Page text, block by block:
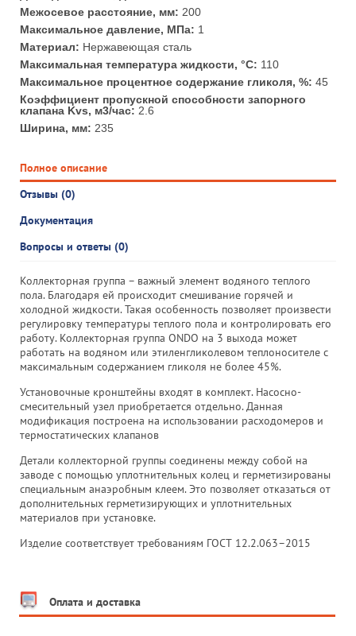
Межосевое расстояние, мм: 200
Максимальное давление, МПа: 1
Материал: Нержавеющая сталь
Максимальная температура жидкости, °С: 110
Максимальное процентное содержание гликоля, %: 45
Коэффициент пропускной способности запорного
клапана Kvs, м3/час: 2.6
Ширина, мм: 235
Полное описание
Отзывы (0)
Документация
Вопросы и ответы (0)
Коллекторная группа – важный элемент водяного теплого
пола. Благодаря ей происходит смешивание горячей и
холодной жидкости. Такая особенность позволяет произвести
регулировку температуры теплого пола и контролировать его
работу. Коллекторная группа ONDO на 3 выхода может
работать на водяном или этиленгликолевом теплоносителе с
максимальным содержанием гликоля не более 45%.
Установочные кронштейны входят в комплект. Насосно-
смесительный узел приобретается отдельно. Данная
модификация построена на использовании расходомеров и
термостатических клапанов
Детали коллекторной группы соединены между собой на
заводе с помощью уплотнительных колец и герметизированы
специальным анаэробным клеем. Это позволяет отказаться от
дополнительных герметизирующих и уплотнительных
материалов при установке.
Изделие соответствует требованиям ГОСТ 12.2.063–2015
Оплата и доставка